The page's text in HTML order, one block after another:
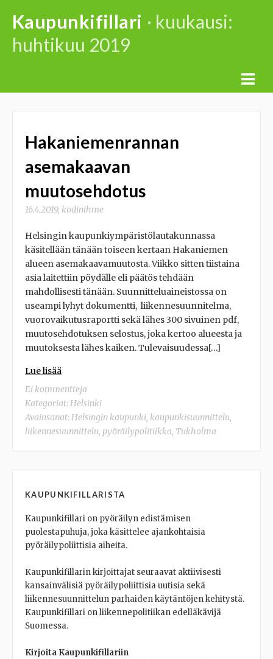
content
Kaupunkifillari · kuukausi:
huhtikuu 2019
Hakaniemenrannan
asemakaavan
muutosehdotus
16.4.2019, kodinihme
Helsingin kaupunkiympäristölautakunnassa
käsitellään tänään toiseen kertaan Hakaniemen
alueen asemakaavamuutosta. Viikko sitten tiistaina
asia laitettiin pöydälle eli päätös tehdään
mahdollisesti tänään. Suunnitteluaineistossa on
useampi lyhyt dokumentti, liikennesuunnitelma,
vuorovaikutusraportti sekä lähes 300 sivuinen pdf,
muutosehdotuksen selostus, joka kertoo alueesta ja
muutoksesta lähes kaiken. Tulevaisuudessa[…]
Lue lisää
Ei kommentteja
Kategoriat:Helsinki
Avainsanat:Helsingin kaupunki, kaupunkisuunnittelu,
liikennesuunnittelu, pyöräilypolitiikka, Tukholma
KAUPUNKIFILLARISTA
Kaupunkifillari on pyöräilyn edistämisen
puolestapuhuja, joka käsittelee ajankohtaisia
pyöräilypoliittisia aiheita.
Kaupunkifillarin kirjoittajat seuraavat aktiivisesti
kansainvälisiä pyöräilypoliittisia uutisia sekä
liikennesuunnittelun parhaiden käytäntöjen kehitystä.
Kaupunkifillari on liikennepolitiikan edelläkävijä
Suomessa.
Kirjoita Kaupunkifillariin